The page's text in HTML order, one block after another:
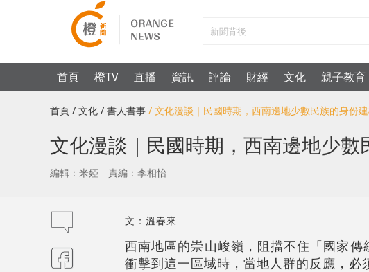
首頁 橙TV 直播 資訊 評論 財經 文化 親子教育
首頁 / 文化 / 書人書事 / 文化漫談｜民國時期，西南邊地少數民族的身份
文化漫談｜民國時期，西南邊地少
編輯：米婭 責編：李相怡
文：溫春來
西南地區的崇山峻嶺，阻擋不住「國家
衝擊到這一區域時，當地人群的反應，必